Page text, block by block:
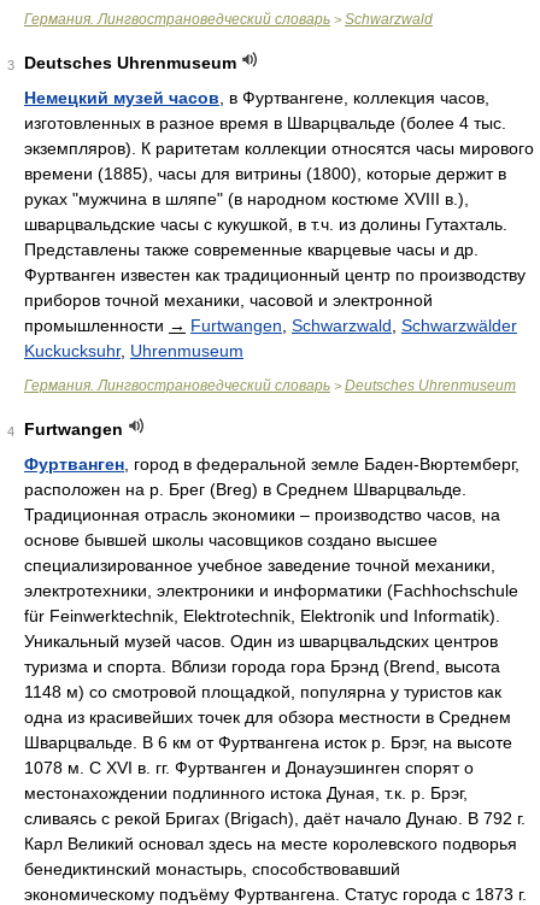
Германия. Лингвострановедческий словарь > Schwarzwald
3
Deutsches Uhrenmuseum
Немецкий музей часов , в Фуртвангене, коллекция часов,
изготовленных в разное время в Шварцвальде (более 4 тыс.
экземпляров). К раритетам коллекции относятся часы мирового
времени (1885), часы для витрины (1800), которые держит в
руках "мужчина в шляпе" (в народном костюме XVIII в.),
шварцвальдские часы с кукушкой, в т.ч. из долины Гутахталь.
Представлены также современные кварцевые часы и др.
Фуртванген известен как традиционный центр по производству
приборов точной механики, часовой и электронной
промышленности → Furtwangen Schwarzwald Schwarzwälder
Kuckucksuhr, Uhrenmuseum
Германия. Лингвострановедческий словарь > Deutsches Uhrenmuseum
4
Furtwangen
Фуртванген , город в федеральной земле Баден-Вюртемберг,
расположен на р. Брег (Breg) в Среднем Шварцвальде.
Традиционная отрасль экономики – производство часов, на
основе бывшей школы часовщиков создано высшее
специализированное учебное заведение точной механики,
электротехники, электроники и информатики (Fachhochschule
für Feinwerktechnik, Elektrotechnik, Elektronik und Informatik).
Уникальный музей часов. Один из шварцвальдских центров
туризма и спорта. Вблизи города гора Брэнд (Brend, высота
1148 м) со смотровой площадкой, популярна у туристов как
одна из красивейших точек для обзора местности в Среднем
Шварцвальде. В 6 км от Фуртвангена исток р. Брэг, на высоте
1078 м. С XVI в. гг. Фуртванген и Донауэшинген спорят о
местонахождении подлинного истока Дуная, т.к. р. Брэг,
сливаясь с рекой Бригах (Brigach), даёт начало Дунаю. В 792 г.
Карл Великий основал здесь на месте королевского подворья
бенедиктинский монастырь, способствовавший
экономическому подъёму Фуртвангена. Статус города с 1873 г.